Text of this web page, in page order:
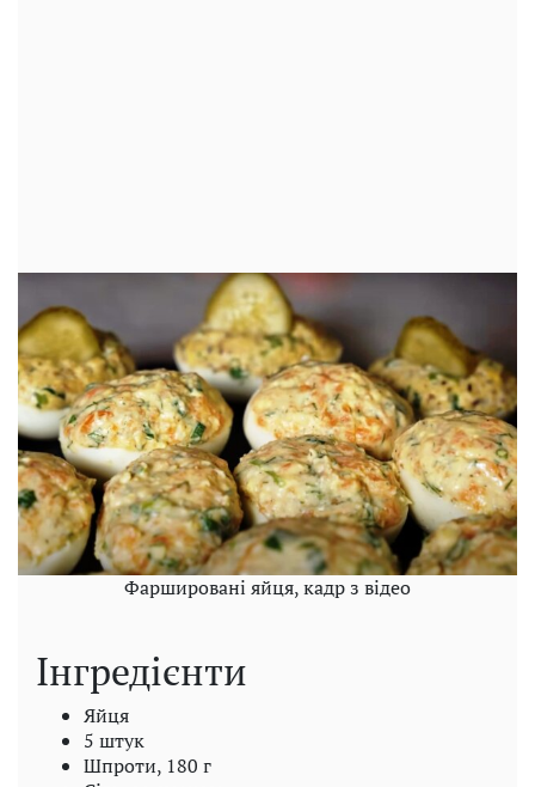
Фаршировані яйця, кадр з відео
Інгредієнти
Яйця
5 штук
Шпроти, 180 г